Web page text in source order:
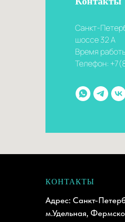
Санкт-
шоссе 32 А
Время
Телефон:
КОНТАКТЫ
Адрес: Санкт-
м.Удельная,